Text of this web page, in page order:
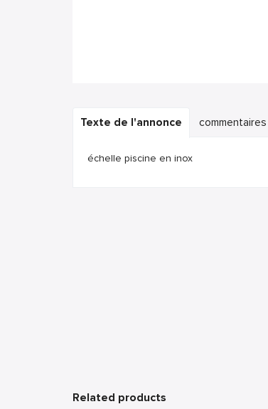
Texte de l'annonce commentaires
échelle piscine en inox
Related products